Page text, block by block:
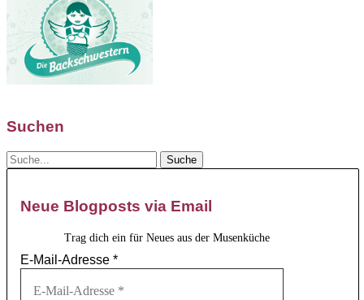
Suchen
Neue Blogposts via Email
Trag dich ein für Neues aus der Musenküche
E-Mail-Adresse *